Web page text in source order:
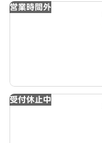
営業時間外
受付休止中